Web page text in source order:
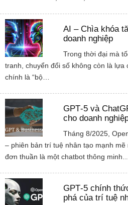
AI – Chìa khóa
doanh nghiệp
Trong thời đại mà
tranh, chuyển đổi số không còn là lựa
chính là “bộ…
GPT‑5 và
cho doanh
Tháng 8/2025,
– phiên bản trí tuệ nhân tạo mạnh
đơn thuần là một chatbot thông minh…
GPT‑5 chính
phá của trí tuệ